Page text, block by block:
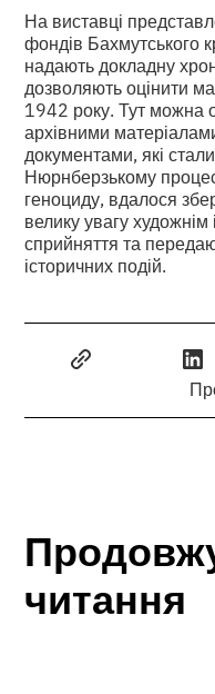
На виставці
фондів Бахмутського
надають докладну
дозволяють оцінити
1942 року. Тут можна
архівними
документами, які
Нюрнберзькому
геноциду, вдалося
велику увагу
сприйняття та
історичних подій.
читання